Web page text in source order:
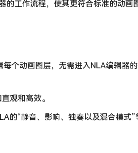
工作流程，使其更符合标准的动画
个动画图层，无需进入NLA编辑器的
观和高效。
的“静音、影响、独奏以及混合模式